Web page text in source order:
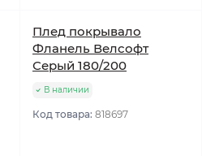
Плед покрывало
Фланель Велсофт
Серый 180/200
В наличии
Код товара: 818697